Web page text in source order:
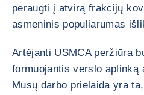
peraugti į atvirą frakcijų
asmeninis populiarumas
Artėjanti USMCA peržiūra
formuojantis verslo aplinką
Mūsų darbo prielaida yra